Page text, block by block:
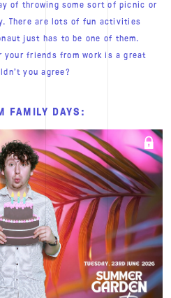
of throwing some sort of picnic or
There are lots of fun activities
just has to be one of them.
friends from work is a great
you agree?
FAMILY DAYS: